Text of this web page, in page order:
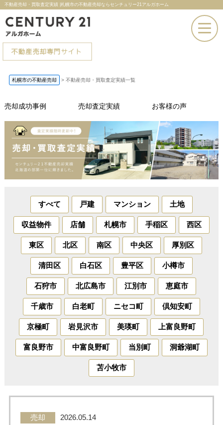
不動産売却・買取査定実績 |札幌市の不動産売却ならセンチュリー21アルガホーム
その場で売却査定
早く
売りたい
高く
売りたい
秘密に
売りたい
売った後も
住み続けたい
スタッフ紹介 会社概要
来店予約 お問い合わせ
札幌市の不動産売却 > 不動産売却・買取査定実績一覧
売却成功事例 売却査定実績 お客様の声
すべて 戸建 マンション 土地
収益物件 店舗 札幌市 手稲区 西区
東区 北区 南区 中央区 厚別区
清田区 白石区 豊平区 小樽市
石狩市 北広島市 江別市 恵庭市
千歳市 白老町 ニセコ町 倶知安町
京極町 岩見沢市 美瑛町 上富良野町
富良野市 中富良野町 当別町 洞爺湖町
苫小牧市
売却
2026.05.14